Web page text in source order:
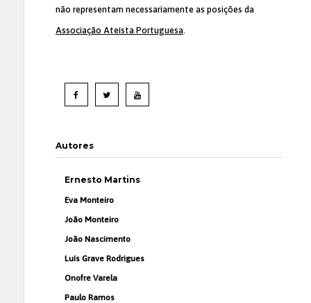
não representam necessariamente as posições da
Associação Ateísta Portuguesa.
Autores
Ernesto Martins
Eva Monteiro
João Monteiro
João Nascimento
Luís Grave Rodrigues
Onofre Varela
Paulo Ramos